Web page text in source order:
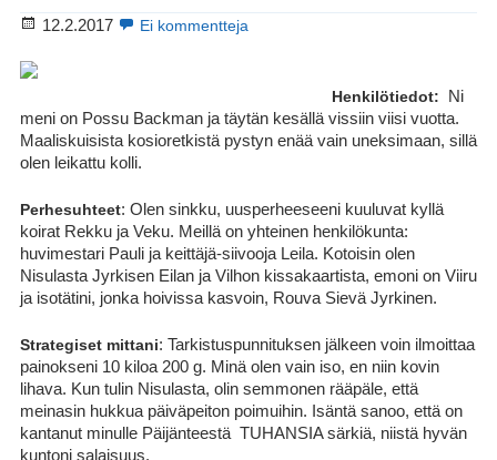
Julkaistu
12.2.2017 Ei kommenttejaartikkeliin
Henkilötiedot:
Ni
meni on Possu Backman ja täytän kesällä vissiin viisi vuotta.
Maaliskuisista kosioretkistä pystyn enää vain uneksimaan, sillä
olen leikattu kolli.
Perhesuhteet: Olen sinkku, uusperheeseeni kuuluvat kyllä
koirat Rekku ja Veku. Meillä on yhteinen henkilökunta:
huvimestari Pauli ja keittäjä-siivooja Leila. Kotoisin olen
Nisulasta Jyrkisen Eilan ja Vilhon kissakaartista, emoni on Viiru
ja isotätini, jonka hoivissa kasvoin, Rouva Sievä Jyrkinen.
Strategiset mittani: Tarkistuspunnituksen jälkeen voin ilmoittaa
painokseni 10 kiloa 200 g. Minä olen vain iso, en niin kovin
lihava. Kun tulin Nisulasta, olin semmonen rääpäle, että
meinasin hukkua päiväpeiton poimuihin. Isäntä sanoo, että on
kantanut minulle Päijänteestä TUHANSIA särkiä, niistä hyvän
kuntoni salaisuus.